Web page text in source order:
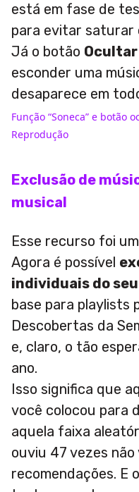
está em fase de
para evitar saturar
Já o botão Ocultar
esconder uma
desaparece em
Função “Soneca” e botão
Reprodução
Exclusão de
musical
Esse recurso foi
Agora é possível
individuais do
base para playlists
Descobertas da
e, claro, o tão
ano.
Isso significa que
você colocou para
aquela faixa
ouviu 47 vezes não
recomendações. E